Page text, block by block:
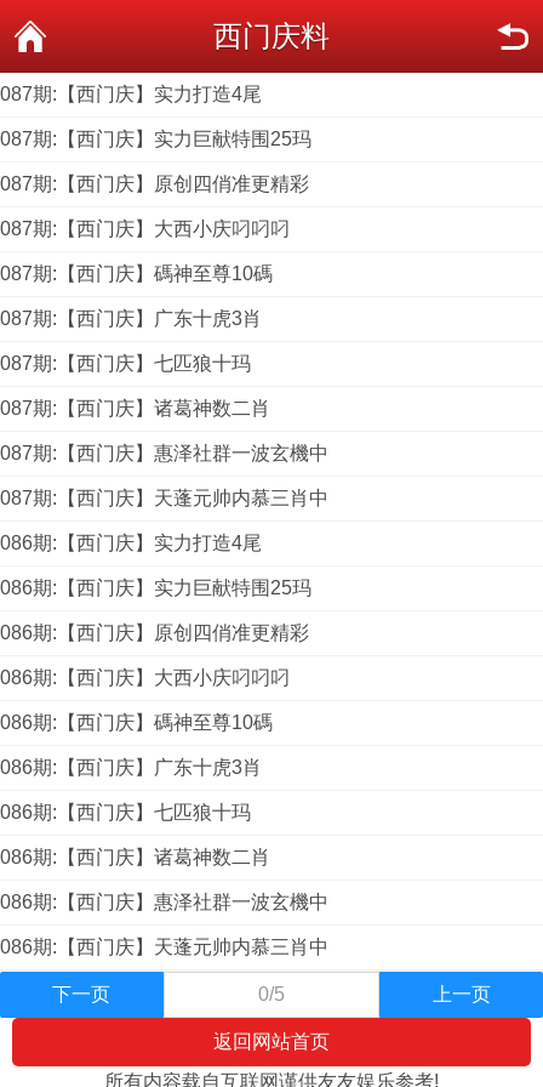
西门庆料
087期:【西门庆】实力打造4尾
087期:【西门庆】实力巨献特围25玛
087期:【西门庆】原创四俏准更精彩
087期:【西门庆】大西小庆叼叼叼
087期:【西门庆】碼神至尊10碼
087期:【西门庆】广东十虎3肖
087期:【西门庆】七匹狼十玛
087期:【西门庆】诸葛神数二肖
087期:【西门庆】惠泽社群一波玄機中
087期:【西门庆】天蓬元帅内慕三肖中
086期:【西门庆】实力打造4尾
086期:【西门庆】实力巨献特围25玛
086期:【西门庆】原创四俏准更精彩
086期:【西门庆】大西小庆叼叼叼
086期:【西门庆】碼神至尊10碼
086期:【西门庆】广东十虎3肖
086期:【西门庆】七匹狼十玛
086期:【西门庆】诸葛神数二肖
086期:【西门庆】惠泽社群一波玄機中
086期:【西门庆】天蓬元帅内慕三肖中
下一页 0/5 上一页
返回网站首页
所有内容载自互联网谨供友友娱乐参考!